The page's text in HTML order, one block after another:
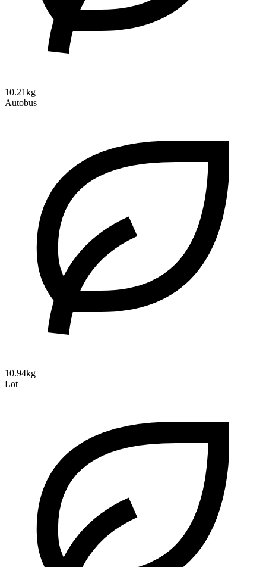
10.21kg
Autobus
10.94kg
Lot